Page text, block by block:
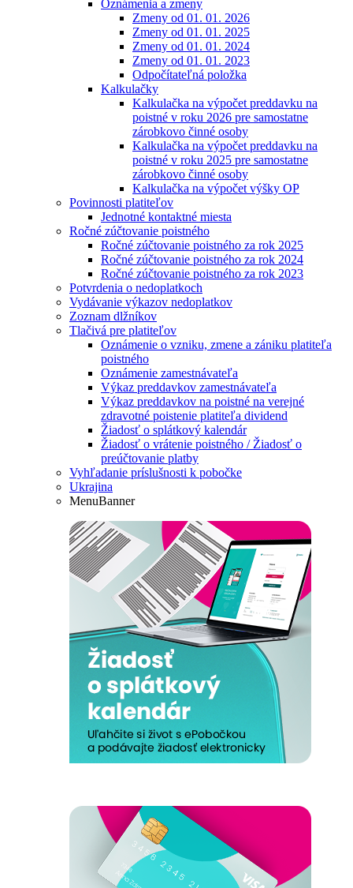
Oznámenia a zmeny
Zmeny od 01. 01. 2026
Zmeny od 01. 01. 2025
Zmeny od 01. 01. 2024
Zmeny od 01. 01. 2023
Odpočítateľná položka
Kalkulačky
Kalkulačka na výpočet preddavku na
poistné v roku 2026 pre samostatne
zárobkovo činné osoby
Kalkulačka na výpočet preddavku na
poistné v roku 2025 pre samostatne
zárobkovo činné osoby
Kalkulačka na výpočet výšky OP
Povinnosti platiteľov
Jednotné kontaktné miesta
Ročné zúčtovanie poistného
Ročné zúčtovanie poistného za rok 2025
Ročné zúčtovanie poistného za rok 2024
Ročné zúčtovanie poistného za rok 2023
Potvrdenia o nedoplatkoch
Vydávanie výkazov nedoplatkov
Zoznam dlžníkov
Tlačivá pre platiteľov
Oznámenie o vzniku, zmene a zániku platiteľa
poistného
Oznámenie zamestnávateľa
Výkaz preddavkov zamestnávateľa
Výkaz preddavkov na poistné na verejné
zdravotné poistenie platiteľa dividend
Žiadosť o splátkový kalendár
Žiadosť o vrátenie poistného / Žiadosť o
preúčtovanie platby
Vyhľadanie príslušnosti k pobočke
Ukrajina
MenuBanner